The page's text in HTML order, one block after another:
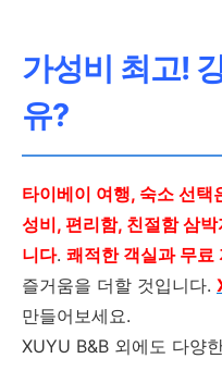
가성비 최고!
유?
타이베이 여행, 숙소 선택
성비, 편리함, 친절함 삼
니다. 쾌적한 객실과 무료
즐거움을 더할 것입니다.
만들어보세요.
XUYU B&B 외에도 다양